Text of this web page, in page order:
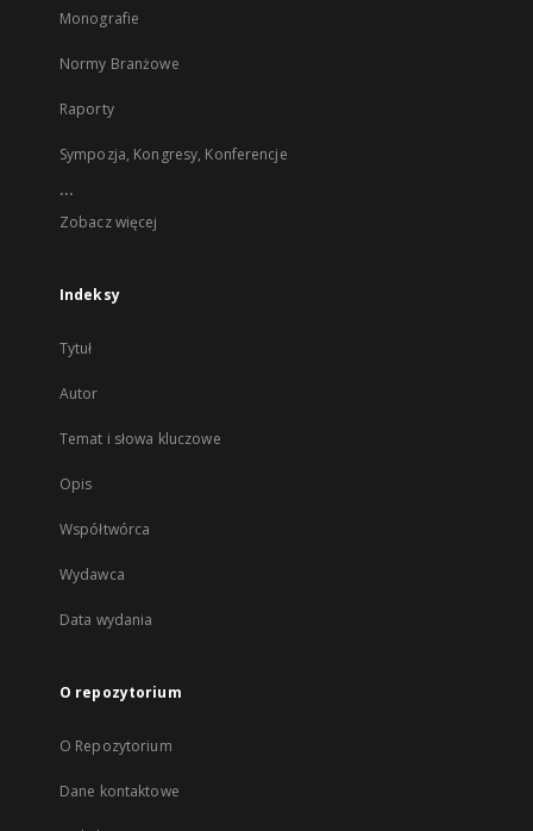
Monografie
Normy Branżowe
Raporty
Sympozja, Kongresy, Konferencje
...
Zobacz więcej
Indeksy
Tytuł
Autor
Temat i słowa kluczowe
Opis
Współtwórca
Wydawca
Data wydania
O repozytorium
O Repozytorium
Dane kontaktowe